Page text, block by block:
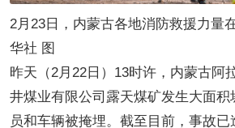
2月23日，内蒙古各地消防救援力量
华社 图
昨天（2月22日）13时许，内蒙古阿
井煤业有限公司露天煤矿发生大面积
员和车辆被掩埋。截至目前，事故已